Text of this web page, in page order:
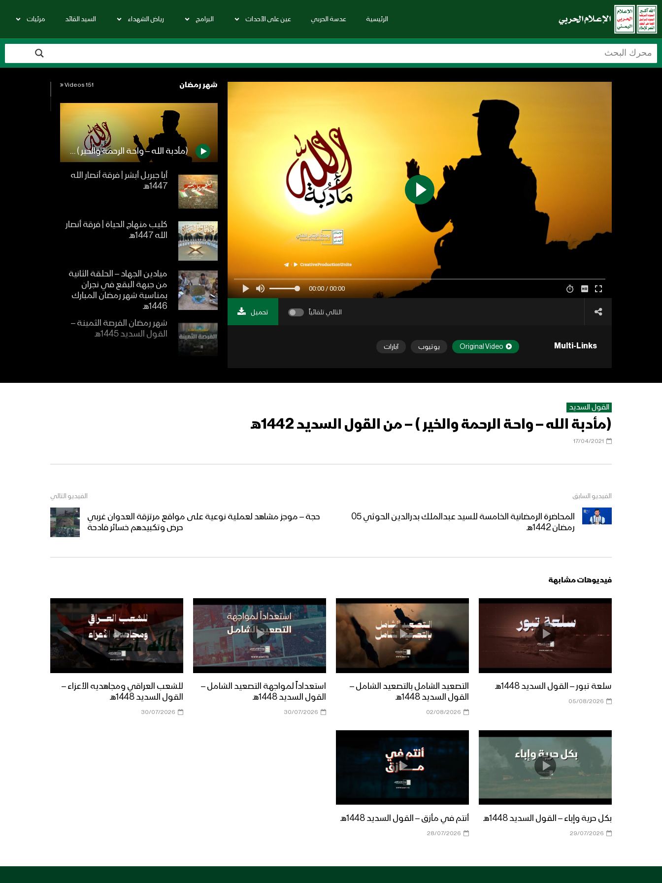
الرئيسية عدسة الحربي عين على الأحداث البرامج رياض الشهداء السيد القائد مرئيات
00:00 / 00:00
التالي تلقائياً تحميل
Multi-Links
Original Video يوتيوب آبارات
شهر رمضان 151 Videos
(مأدبة الله – واحـة الرحمة والخير ) – من القول السديد 1442هـ
أبا جبريل أبشر | فرقة أنصار الله
1447هـ
كليب منهاج الحياة | فرقة أنصار
الله 1447هـ
ميادين الجهاد – الحلقة الثانية
من جبهة البقع في نجران
بمناسبة شهر رمضان المبارك
1446هـ
شهر رمضان الفرصة الثمينة –
القول السديد 1445هـ
السديد 1445هـ
ميادين الجهاد – حلقة رمضانية
من جبهات تعز – 1444هـ
غاية الصيام – القول السديد
1444هـ
أنت المعني – القول السديد
نشيد ادْعُ الإله – هاشم الحمامي
القول السديد
(مأدبة الله – واحـة الرحمة والخير ) – من القول السديد 1442هـ
17/04/2021
الفيديو السابق
المحاضرة الرمضانية الخامسة للسيد عبدالملك بدرالدين الحوثي 05
رمضان 1442هـ
الفيديو التالي
حجة – موجز مشاهد لعملية نوعية على مواقع مرتزقة العدوان غربي
حرض وتكبيدهم خسائر فادحة
فيديوهات مشابهة
سلعة تبور – القول السديد 1448هـ
05/08/2026
التصعيد الشامل بالتصعيد الشامل –
القول السديد 1448هـ
02/08/2026
استعداداً لمواجهة التصعيد الشامل –
القول السديد 1448هـ
30/07/2026
للشعب العراقي ومجاهديه الأعزاء –
القول السديد 1448هـ
30/07/2026
بكل حرية وإباء – القول السديد 1448هـ
29/07/2026
أنتم في مأزق – القول السديد 1448هـ
28/07/2026